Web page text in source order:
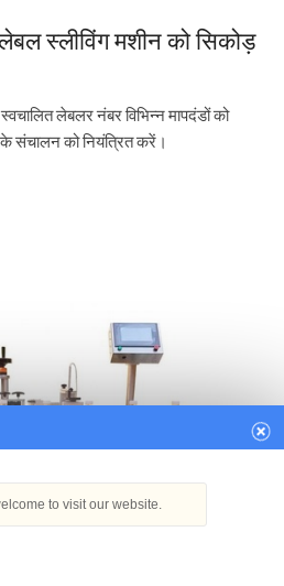
स्लीविंग मशीन को सिकोड़
लेबलर नंबर विभिन्न मापदंडों को
संचालन को नियंत्रित करें।
to visit our website.